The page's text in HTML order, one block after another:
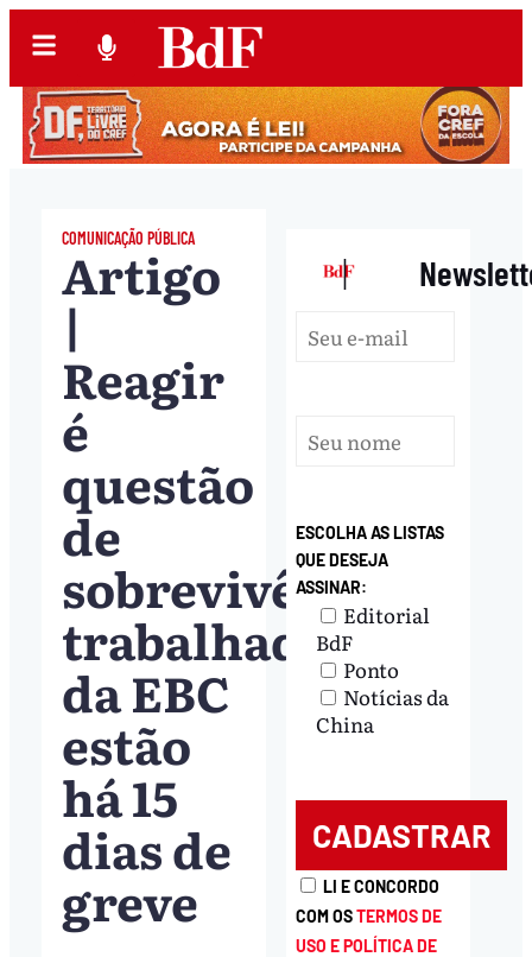
COMUNICAÇÃO PÚBLICA
Artigo
|
Reagir
é
questão
de
sobrevivência:
trabalhadores
da EBC
estão
há 15
dias de
greve
|
ESCOLHA AS LISTAS
QUE DESEJA
ASSINAR:
Editorial
BdF
Ponto
Notícias da
China
LI E CONCORDO
COM OSTERMOS DE
USO E POLÍTICA DE